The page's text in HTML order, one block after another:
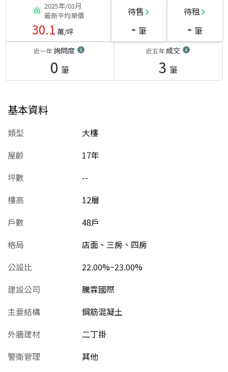
2025年/03月
最新平均單價
30.1 萬/坪
待售
- 筆
待租
- 筆
近一年詢問度
0 筆
近五年成交
3 筆
基本資料
類型
大樓
屋齡
17年
坪數
--
樓高
12層
戶數
48戶
格局
店面、三房、四房
公設比
22.00%~23.00%
建設公司
騰霖國際
主要結構
鋼筋混凝土
外牆建材
二丁掛
警衛管理
其他